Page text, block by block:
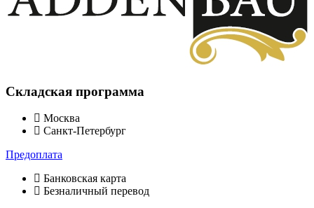
Складская программа
Москва
Санкт-Петербург
Предоплата
Банковская карта
Безналичный перевод